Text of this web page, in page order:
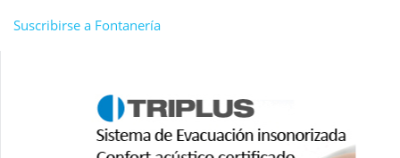
Suscribirse a Fontanería